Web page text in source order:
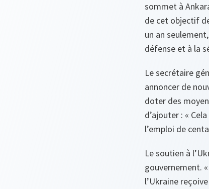
sommet à
de cet objectif
un an
défense et à la
Le secrétaire
annoncer de
doter des
d’ajouter : «
l’emploi de
Le soutien à
gouvernement.
l’Ukraine